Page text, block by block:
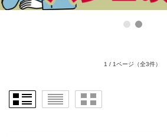
1 / 1ページ （全3件）